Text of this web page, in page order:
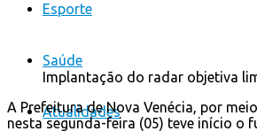
Esporte
Saúde
Atualidades
Implantação do radar objetiva
A Prefeitura de Nova Venécia, por
nesta segunda-feira (05) teve início o